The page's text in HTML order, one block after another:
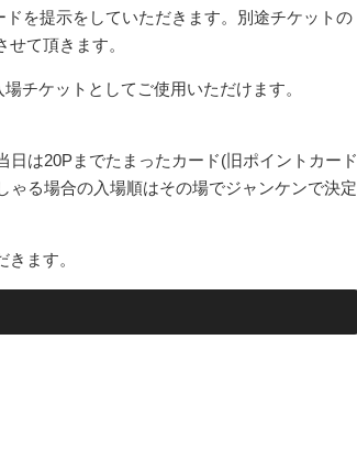
を提示をしていただきます。別途チケットの
て頂きます。
チケットとしてご使用いただけます。
は20Pまでたまったカード(旧ポイントカード
る場合の入場順はその場でジャンケンで決定
ます。